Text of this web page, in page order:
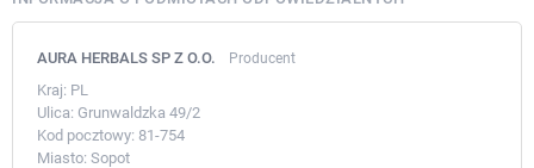
AURA HERBALS SP Z O.O. Producent
Kraj: PL
Ulica: Grunwaldzka 49/2
Kod pocztowy: 81-754
Miasto: Sopot